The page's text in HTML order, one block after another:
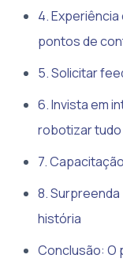
4.
pontos de
5. Solicitar
6. Invista em
robotizar tudo
7.
8.
história
Conclusão: O